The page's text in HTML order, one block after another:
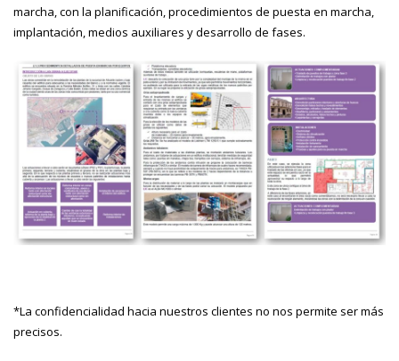
marcha, con la planificación, procedimientos de puesta en marcha,
implantación, medios auxiliares y desarrollo de fases.
*La confidencialidad hacia nuestros clientes no nos permite ser más
precisos.